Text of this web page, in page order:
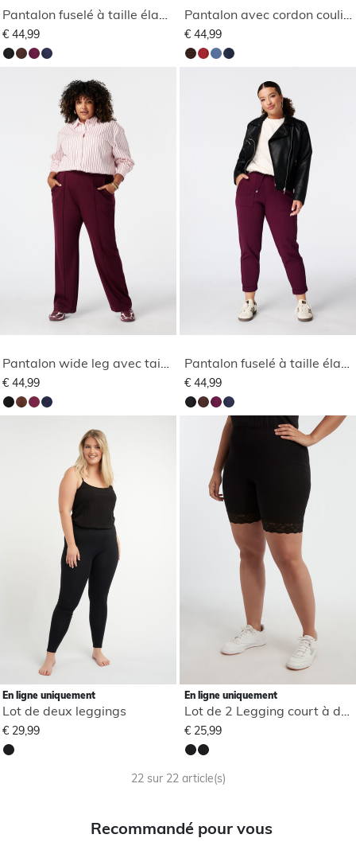
Pantalon fuselé à taille élastique
€ 44,99
Pantalon avec cordon coulissant
€ 44,99
€ 44,99 € 44,99
En ligne uniquement
Lot de deux leggings
€ 29,99
En ligne uniquement
Lot de 2 Legging court à dentelle
€ 25,99
22 sur 22 article(s)
Recommandé pour vous